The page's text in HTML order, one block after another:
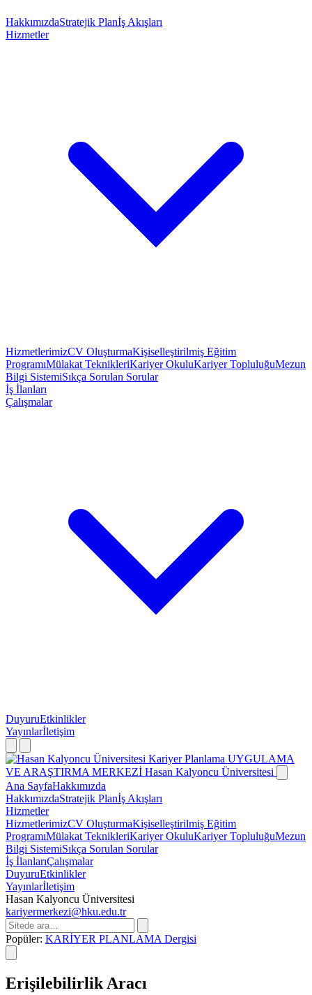
HakkımızdaStratejik Planİş Akışları
Hizmetler
HizmetlerimizCV OluşturmaKişiselleştirilmiş Eğitim
ProgramıMülakat TeknikleriKariyer OkuluKariyer TopluluğuMezun
Bilgi SistemiSıkça Sorulan Sorular
İş İlanları
Çalışmalar
DuyuruEtkinlikler
Yayınlarİletişim
Kariyer Planlama UYGULAMA
VE ARAŞTIRMA MERKEZİ Hasan Kalyoncu Üniversitesi
Ana SayfaHakkımızda
HakkımızdaStratejik Planİş Akışları
Hizmetler
HizmetlerimizCV OluşturmaKişiselleştirilmiş Eğitim
ProgramıMülakat TeknikleriKariyer OkuluKariyer TopluluğuMezun
Bilgi SistemiSıkça Sorulan Sorular
İş İlanlarıÇalışmalar
DuyuruEtkinlikler
Yayınlarİletişim
Hasan Kalyoncu Üniversitesi
kariyermerkezi@hku.edu.tr
Popüler: KARİYER PLANLAMA Dergisi
Erişilebilirlik Aracı